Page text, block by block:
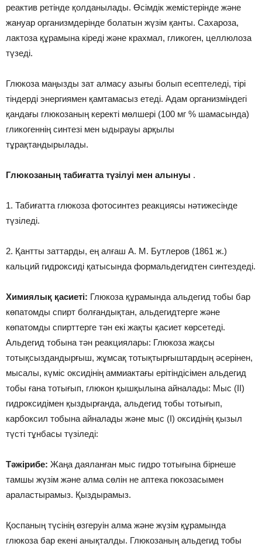
реактив ретінде қолданылады. Өсімдік жемістерінде және
жануар организмдерінде болатын жүзім қанты. Сахароза,
лактоза құрамына кіреді және крахмал, гликоген, целлюлоза
түзеді.
Глюкоза маңызды зат алмасу азығы болып есептеледі, тірі
тіндерді энергиямен қамтамасыз етеді. Адам организміндегі
қандағы глюкозаның керекті мөлшері (100 мг % шамасында)
гликогеннің синтезі мен ыдырауы арқылы
тұрақтандырылады.
Глюкозаның табиғатта түзілуі мен алынуы .
1. Табиғатта глюкоза фотосинтез реакциясы нәтижесінде
түзіледі.
2. Қантты заттарды, ең алғаш A. M. Бутлеров (1861 ж.)
кальций гидроксиді қатысында формальдегидтен синтездеді.
Химиялық қасиеті: Глюкоза құрамында альдегид тобы бар
көпатомды спирт болғандықтан, альдегидтерге және
көпатомды спирттерге тән екі жақты қасиет көрсетеді.
Альдегид тобына тән реакциялары: Глюкоза жақсы
тотықсыздандырғыш, жұмсақ тотықтырғыштардың әсерінен,
мысалы, күміс оксидінің аммиактағы ерітіндісімен альдегид
тобы ғана тотығып, глюкон қышқылына айналады: Мыс (II)
гидроксидімен қыздырғанда, альдегид тобы тотығып,
карбоксил тобына айналады және мыс (І) оксидінің қызыл
түсті тұнбасы түзіледі:
Тәжірибе: Жаңа даяланған мыс гидро тотығына бірнеше
тамшы жүзім және алма сөлін не аптека гюкозасымен
араластырамыз. Қыздырамыз.
Қоспаның түсінің өзгеруін алма және жүзім құрамында
глюкоза бар екені анықталды. Глюкозаның альдегид тобы